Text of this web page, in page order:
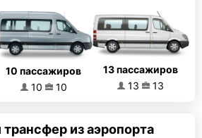
10 пассажиров
10
10
13 пассажиров
13
13
трансфер из аэропорта